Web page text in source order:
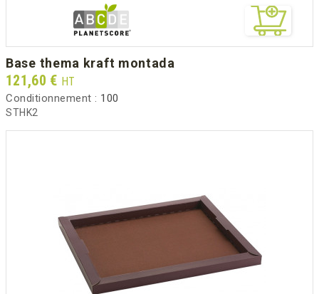
base thema kraft montada
Prix
121,60 € HT
Conditionnement : 100
STHK2